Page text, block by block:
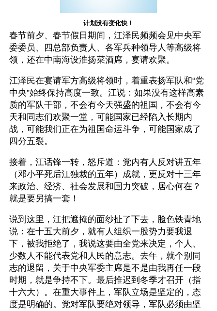
计划没有变化快！
春节前夕、春节假日期间，江泽民频频会见中央军
委委员、四总部负责人、各军兵种领导人等高级将
领，还在中南海设淮扬菜酒席，宴请欢聚。
江泽民在宴请军方高级将领时，着重表扬军队和“党
中央”始终保持高度一致。江说：如果没有这样高素
质的军队干部，不会有今天强盛的祖国，不会有今
天和同志们欢聚一堂，可能国家已经陷入长期内
战，可能我们正在为祖国命运斗争，可能国家成了
四分五裂。
接着，江话锋一转，怒斥道：党内有人反对讲五年
（邓小平死后江独裁的五年）成就，更反对十三年
来政治、经济、社会发展和国力突破，居心何在？
就是要另搞一套！
说到这里，江把遮掩的面纱扯了下去，脸色铁青地
说：在十五大前夕，就有人组织一股势力要我退
下，被我拒绝了，我说这要由全党来决定，个人、
少数人不能代表党和人民的意志。去年，就个别同
志的退留，关于中央军委主席是不是由我再任一段
时期，就是争持不下。最后推迟到冬季才召开（指
十六大）。在重大事件上，军队立场是坚定的，态
度是明确的。党对军队要绝对领导，军队必须由坚